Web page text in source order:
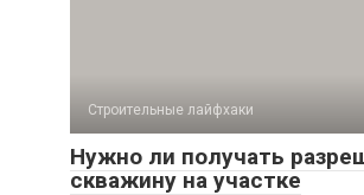
Строительные лайфхаки
Нужно ли получать
скважину на участке